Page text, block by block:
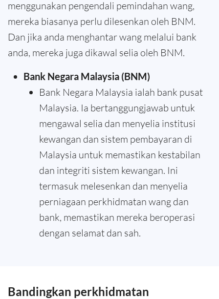
menggunakan pengendali pemindahan wang,
mereka biasanya perlu dilesenkan oleh BNM.
Dan jika anda menghantar wang melalui bank
anda, mereka juga dikawal selia oleh BNM.
Bank Negara Malaysia (BNM)
Bank Negara Malaysia ialah bank pusat
Malaysia. Ia bertanggungjawab untuk
mengawal selia dan menyelia institusi
kewangan dan sistem pembayaran di
Malaysia untuk memastikan kestabilan
dan integriti sistem kewangan. Ini
termasuk melesenkan dan menyelia
perniagaan perkhidmatan wang dan
bank, memastikan mereka beroperasi
dengan selamat dan sah.
Bandingkan perkhidmatan